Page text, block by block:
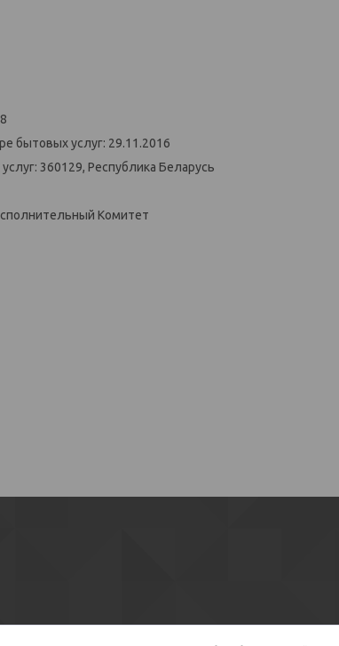
бытовых услуг: 29.11.2016
360129, Республика Беларусь
Комитет